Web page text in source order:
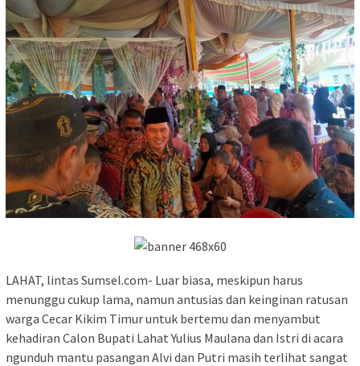
LAHAT, lintas Sumsel.com- Luar biasa, meskipun harus
menunggu cukup lama, namun antusias dan keinginan ratusan
warga Cecar Kikim Timur untuk bertemu dan menyambut
kehadiran Calon Bupati Lahat Yulius Maulana dan Istri di acara
ngunduh mantu pasangan Alvi dan Putri masih terlihat sangat